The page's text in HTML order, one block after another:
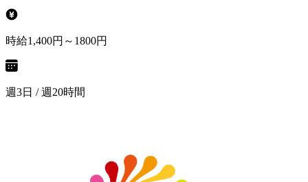
時給1,400円～1800円
週3日 / 週20時間